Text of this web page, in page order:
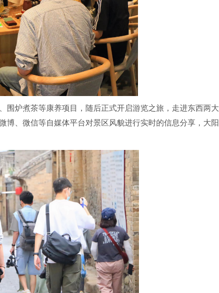
炉煮茶等康养项目，随后正式开启游览之旅，走进东西两大
博、微信等自媒体平台对景区风貌进行实时的信息分享，大阳